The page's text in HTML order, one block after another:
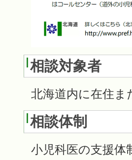
相談対象者
北海道内に在住ま
相談体制
小児科医の支援体